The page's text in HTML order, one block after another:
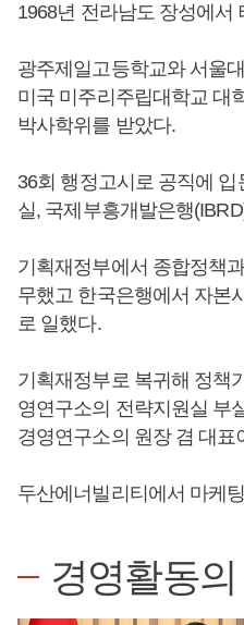
1968년 전라남도 장성에서
광주제일고등학교와 서울
미국 미주리주립대학교 대
박사학위를 받았다.
36회 행정고시로 공직에
실, 국제부흥개발은행
기획재정부에서 종합정책
무했고 한국은행에서 자본
로 일했다.
기획재정부로 복귀해 정책
영연구소의 전략지원실 부
경영연구소의 원장 겸 대표
두산에너빌리티에서 마케
경영활동